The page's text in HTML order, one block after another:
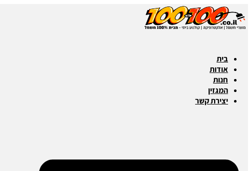
בית
אודות
חנות
המגזין
יצירת קשר